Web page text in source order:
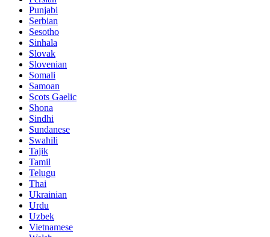
Punjabi
Serbian
Sesotho
Sinhala
Slovak
Slovenian
Somali
Samoan
Scots Gaelic
Shona
Sindhi
Sundanese
Swahili
Tajik
Tamil
Telugu
Thai
Ukrainian
Urdu
Uzbek
Vietnamese